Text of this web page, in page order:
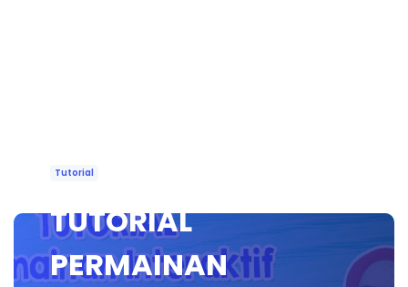
Tutorial
TUTORIAL
PERMAINAN